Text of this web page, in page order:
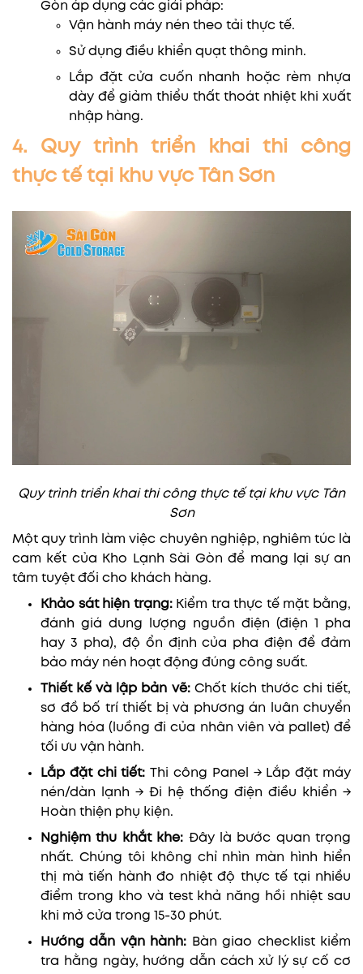
Gòn áp dụng các giải pháp:
Vận hành máy nén theo tải thực tế.
Sử dụng điều khiển quạt thông minh.
Lắp đặt cửa cuốn nhanh hoặc rèm nhựa
dày để giảm thiểu thất thoát nhiệt khi xuất
nhập hàng.
4. Quy trình triển khai thi công
thực tế tại khu vực Tân Sơn
Quy trình triển khai thi công thực tế tại khu vực Tân
Sơn
Một quy trình làm việc chuyên nghiệp, nghiêm túc là
cam kết của Kho Lạnh Sài Gòn để mang lại sự an
tâm tuyệt đối cho khách hàng.
Khảo sát hiện trạng:Kiểm tra thực tế mặt bằng,
đánh giá dung lượng nguồn điện (điện 1 pha
hay 3 pha), độ ổn định của pha điện để đảm
bảo máy nén hoạt động đúng công suất.
Thiết kế và lập bản vẽ: Chốt kích thước chi tiết,
sơ đồ bố trí thiết bị và phương án luân chuyển
hàng hóa (luồng đi của nhân viên và pallet) để
tối ưu vận hành.
Lắp đặt chi tiết:Thi công Panel → Lắp đặt máy
nén/dàn lạnh → Đi hệ thống điện điều khiển →
Hoàn thiện phụ kiện.
Nghiệm thu khắt khe: Đây là bước quan trọng
nhất. Chúng tôi không chỉ nhìn màn hình hiển
thị mà tiến hành đo nhiệt độ thực tế tại nhiều
điểm trong kho và test khả năng hồi nhiệt sau
khi mở cửa trong 15-30 phút.
Hướng dẫn vận hành:
Bàn giao checklist kiểm
tra hằng ngày, hướng dẫn cách xử lý sự cố cơ